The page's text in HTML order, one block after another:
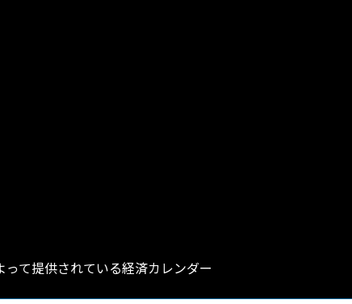
って提供されている経済カレンダー